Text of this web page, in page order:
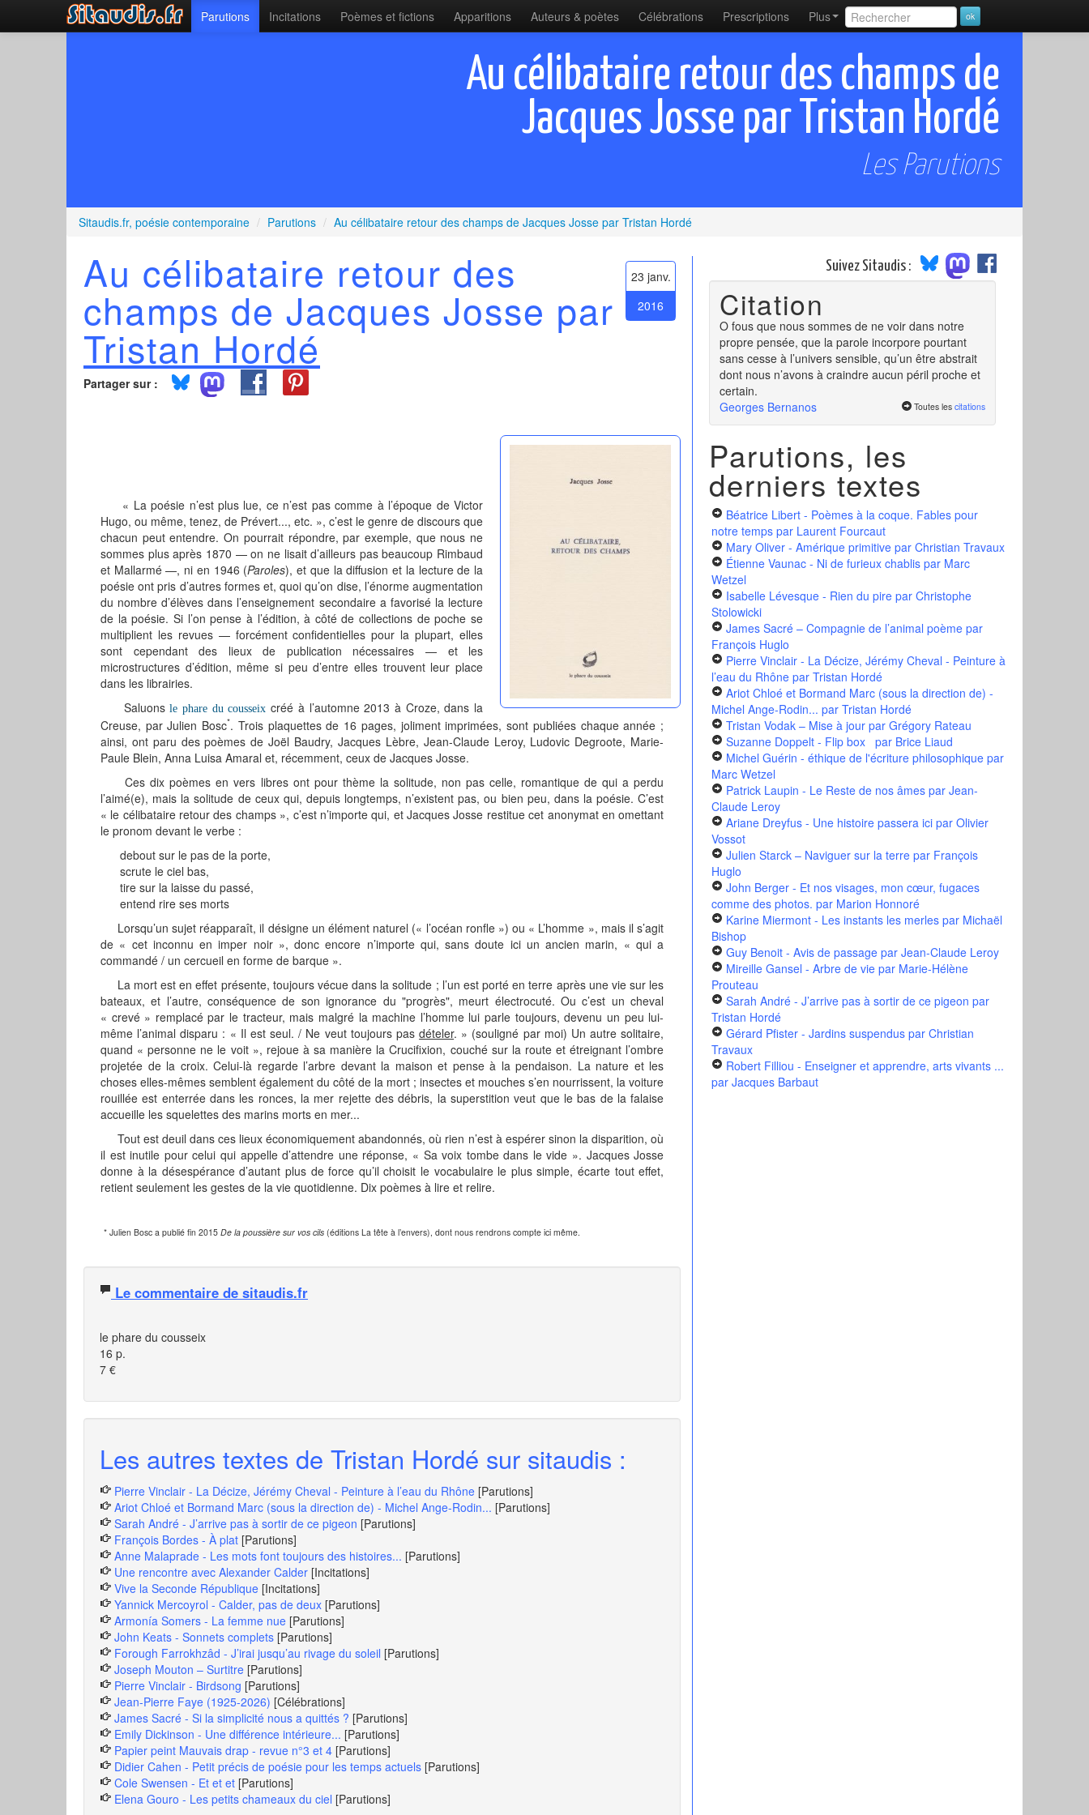
Parutions Incitations Poèmes et fictions Apparitions Auteurs & poètes Célébrations Prescriptions Plus
Au célibataire retour des champs de
Jacques Josse par Tristan Hordé
Les Parutions
Sitaudis.fr, poésie contemporaine / Parutions / Au célibataire retour des champs de Jacques Josse par Tristan Hordé
23 janv.
2016
Au célibataire retour des
champs de Jacques Josse par
Tristan Hordé
Partager sur :
« La poésie n’est plus lue, ce n’est pas comme à l’époque de Victor
Hugo, ou même, tenez, de Prévert..., etc. », c’est le genre de discours que
chacun peut entendre. On pourrait répondre, par exemple, que nous ne
sommes plus après 1870 ­— on ne lisait d’ailleurs pas beaucoup Rimbaud
et Mallarmé —, ni en 1946 (Paroles), et que la diffusion et la lecture de la
poésie ont pris d’autres formes et, quoi qu’on dise, l’énorme augmentation
du nombre d’élèves dans l’enseignement secondaire a favorisé la lecture
de la poésie. Si l’on pense à l’édition, à côté de collections de poche se
multiplient les revues — forcément confidentielles pour la plupart, elles
sont cependant des lieux de publication nécessaires — et les
microstructures d’édition, même si peu d’entre elles trouvent leur place
dans les librairies.
Saluonsle phare du cousseixcréé à l’automne 2013 à Croze, dans la
Creuse, par Julien Bosc*. Trois plaquettes de 16 pages, joliment imprimées, sont publiées chaque année ;
ainsi, ont paru des poèmes de Joël Baudry, Jacques Lèbre, Jean-Claude Leroy, Ludovic Degroote, Marie-
Paule Blein, Anna Luisa Amaral et, récemment, ceux de Jacques Josse.
Ces dix poèmes en vers libres ont pour thème la solitude, non pas celle, romantique de qui a perdu
l’aimé(e), mais la solitude de ceux qui, depuis longtemps, n’existent pas, ou bien peu, dans la poésie. C’est
« le célibataire retour des champs », c’est n’importe qui, et Jacques Josse restitue cet anonymat en omettant
le pronom devant le verbe :
debout sur le pas de la porte,
scrute le ciel bas,
tire sur la laisse du passé,
entend rire ses morts
Lorsqu’un sujet réapparaît, il désigne un élément naturel (« l’océan ronfle ») ou « L’homme », mais il s’agit
de « cet inconnu en imper noir », donc encore n’importe qui, sans doute ici un ancien marin, « qui a
commandé / un cercueil en forme de barque ».
La mort est en effet présente, toujours vécue dans la solitude ; l’un est porté en terre après une vie sur les
bateaux, et l’autre, conséquence de son ignorance du "progrès", meurt électrocuté. Ou c’est un cheval
« crevé » remplacé par le tracteur, mais malgré la machine l’homme lui parle toujours, devenu un peu lui-
même l’animal disparu : « Il est seul. / Ne veut toujours pasdételer. » (souligné par moi) Un autre solitaire,
quand « personne ne le voit », rejoue à sa manière la Crucifixion, couché sur la route et étreignant l’ombre
projetée de la croix. Celui-là regarde l’arbre devant la maison et pense à la pendaison. La nature et les
choses elles-mêmes semblent également du côté de la mort ; insectes et mouches s’en nourrissent, la voiture
rouillée est enterrée dans les ronces, la mer rejette des débris, la superstition veut que le bas de la falaise
accueille les squelettes des marins morts en mer...
Tout est deuil dans ces lieux économiquement abandonnés, où rien n’est à espérer sinon la disparition, où
il est inutile pour celui qui appelle d’attendre une réponse, « Sa voix tombe dans le vide ». Jacques Josse
donne à la désespérance d’autant plus de force qu’il choisit le vocabulaire le plus simple, écarte tout effet,
retient seulement les gestes de la vie quotidienne. Dix poèmes à lire et relire.
* Julien Bosc a publié fin 2015 De la poussière sur vos cils (éditions La tête à l’envers), dont nous rendrons compte ici même.
Le commentaire de sitaudis.fr
le phare du cousseix
16 p.
7 €
Les autres textes de Tristan Hordé sur sitaudis :
Pierre Vinclair - La Décize, Jérémy Cheval - Peinture à l’eau du Rhône [Parutions]
Ariot Chloé et Bormand Marc (sous la direction de) - Michel Ange-Rodin... [Parutions]
Sarah André - J’arrive pas à sortir de ce pigeon [Parutions]
François Bordes - À plat [Parutions]
Anne Malaprade - Les mots font toujours des histoires... [Parutions]
Une rencontre avec Alexander Calder [Incitations]
Vive la Seconde République [Incitations]
Yannick Mercoyrol - Calder, pas de deux [Parutions]
Armonía Somers - La femme nue [Parutions]
John Keats - Sonnets complets [Parutions]
Forough Farrokhzâd - J’irai jusqu’au rivage du soleil [Parutions]
Joseph Mouton – Surtitre [Parutions]
Pierre Vinclair - Birdsong [Parutions]
Jean-Pierre Faye (1925-2026) [Célébrations]
James Sacré - Si la simplicité nous a quittés ? [Parutions]
Emily Dickinson - Une différence intérieure... [Parutions]
Papier peint Mauvais drap - revue n°3 et 4 [Parutions]
Didier Cahen - Petit précis de poésie pour les temps actuels [Parutions]
Cole Swensen - Et et et [Parutions]
Elena Gouro - Les petits chameaux du ciel [Parutions]
Suivez Sitaudis :
Citation
O fous que nous sommes de ne voir dans notre
propre pensée, que la parole incorpore pourtant
sans cesse à l’univers sensible, qu’un être abstrait
dont nous n’avons à craindre aucun péril proche et
certain.
Georges Bernanos
Toutes les citations
Parutions, les
derniers textes
Béatrice Libert - Poèmes à la coque. Fables pour
notre tempspar Laurent Fourcaut
Mary Oliver - Amérique primitivepar Christian Travaux
Étienne Vaunac - Ni de furieux chablispar Marc
Wetzel
Isabelle Lévesque - Rien du pirepar Christophe
Stolowicki
James Sacré – Compagnie de l’animal poèmepar
François Huglo
Pierre Vinclair - La Décize, Jérémy Cheval - Peinture à
l’eau du Rhônepar Tristan Hordé
Ariot Chloé et Bormand Marc (sous la direction de) -
Michel Ange-Rodin... par Tristan Hordé
Tristan Vodak – Mise à jourpar Grégory Rateau
Suzanne Doppelt - Flip box par Brice Liaud
Michel Guérin - éthique de l'écriture philosophiquepar
Marc Wetzel
Patrick Laupin - Le Reste de nos âmespar Jean-
Claude Leroy
Ariane Dreyfus - Une histoire passera icipar Olivier
Vossot
Julien Starck – Naviguer sur la terrepar François
Huglo
John Berger - Et nos visages, mon cœur, fugaces
comme des photos. par Marion Honnoré
Karine Miermont - Les instants les merlespar Michaël
Bishop
Guy Benoit - Avis de passagepar Jean-Claude Leroy
Mireille Gansel - Arbre de viepar Marie-Hélène
Prouteau
Sarah André - J’arrive pas à sortir de ce pigeon par
Tristan Hordé
Gérard Pfister - Jardins suspenduspar Christian
Travaux
Robert Filliou - Enseigner et apprendre, arts vivants ...
par Jacques Barbaut